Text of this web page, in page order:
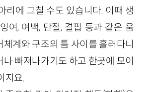
리에 그칠 수도 있습니다. 이때 생
여, 여백, 단절, 결핍 등과 같은 움
체계와 구조의 틈 사이를 흘러다니
나 빠져나가기도 하고 한곳에 모이
지요.